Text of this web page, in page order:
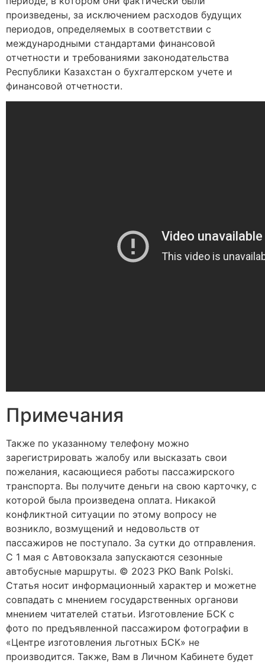
произведены, за исключением расходов будущих
периодов, определяемых в соответствии с
международными стандартами финансовой
отчетности и требованиями законодательства
Республики Казахстан о бухгалтерском учете и
финансовой отчетности.
Примечания
Также по указанному телефону можно
зарегистрировать жалобу или высказать свои
пожелания, касающиеся работы пассажирского
транспорта. Вы получите деньги на свою карточку, с
которой была произведена оплата. Никакой
конфликтной ситуации по этому вопросу не
возникло, возмущений и недовольств от
пассажиров не поступало. За сутки до отправления.
С 1 мая c Автовокзала запускаются сезонные
автобусные маршруты. © 2023 PKO Bank Polski.
Статья носит информационный характер и можетне
совпадать с мнением государственных органови
мнением читателей статьи. Изготовление БСК с
фото по предъявленной пассажиром фотографии в
«Центре изготовления льготных БСК» не
производится. Также, Вам в Личном Кабинете будет